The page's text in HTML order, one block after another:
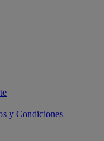
y Condiciones